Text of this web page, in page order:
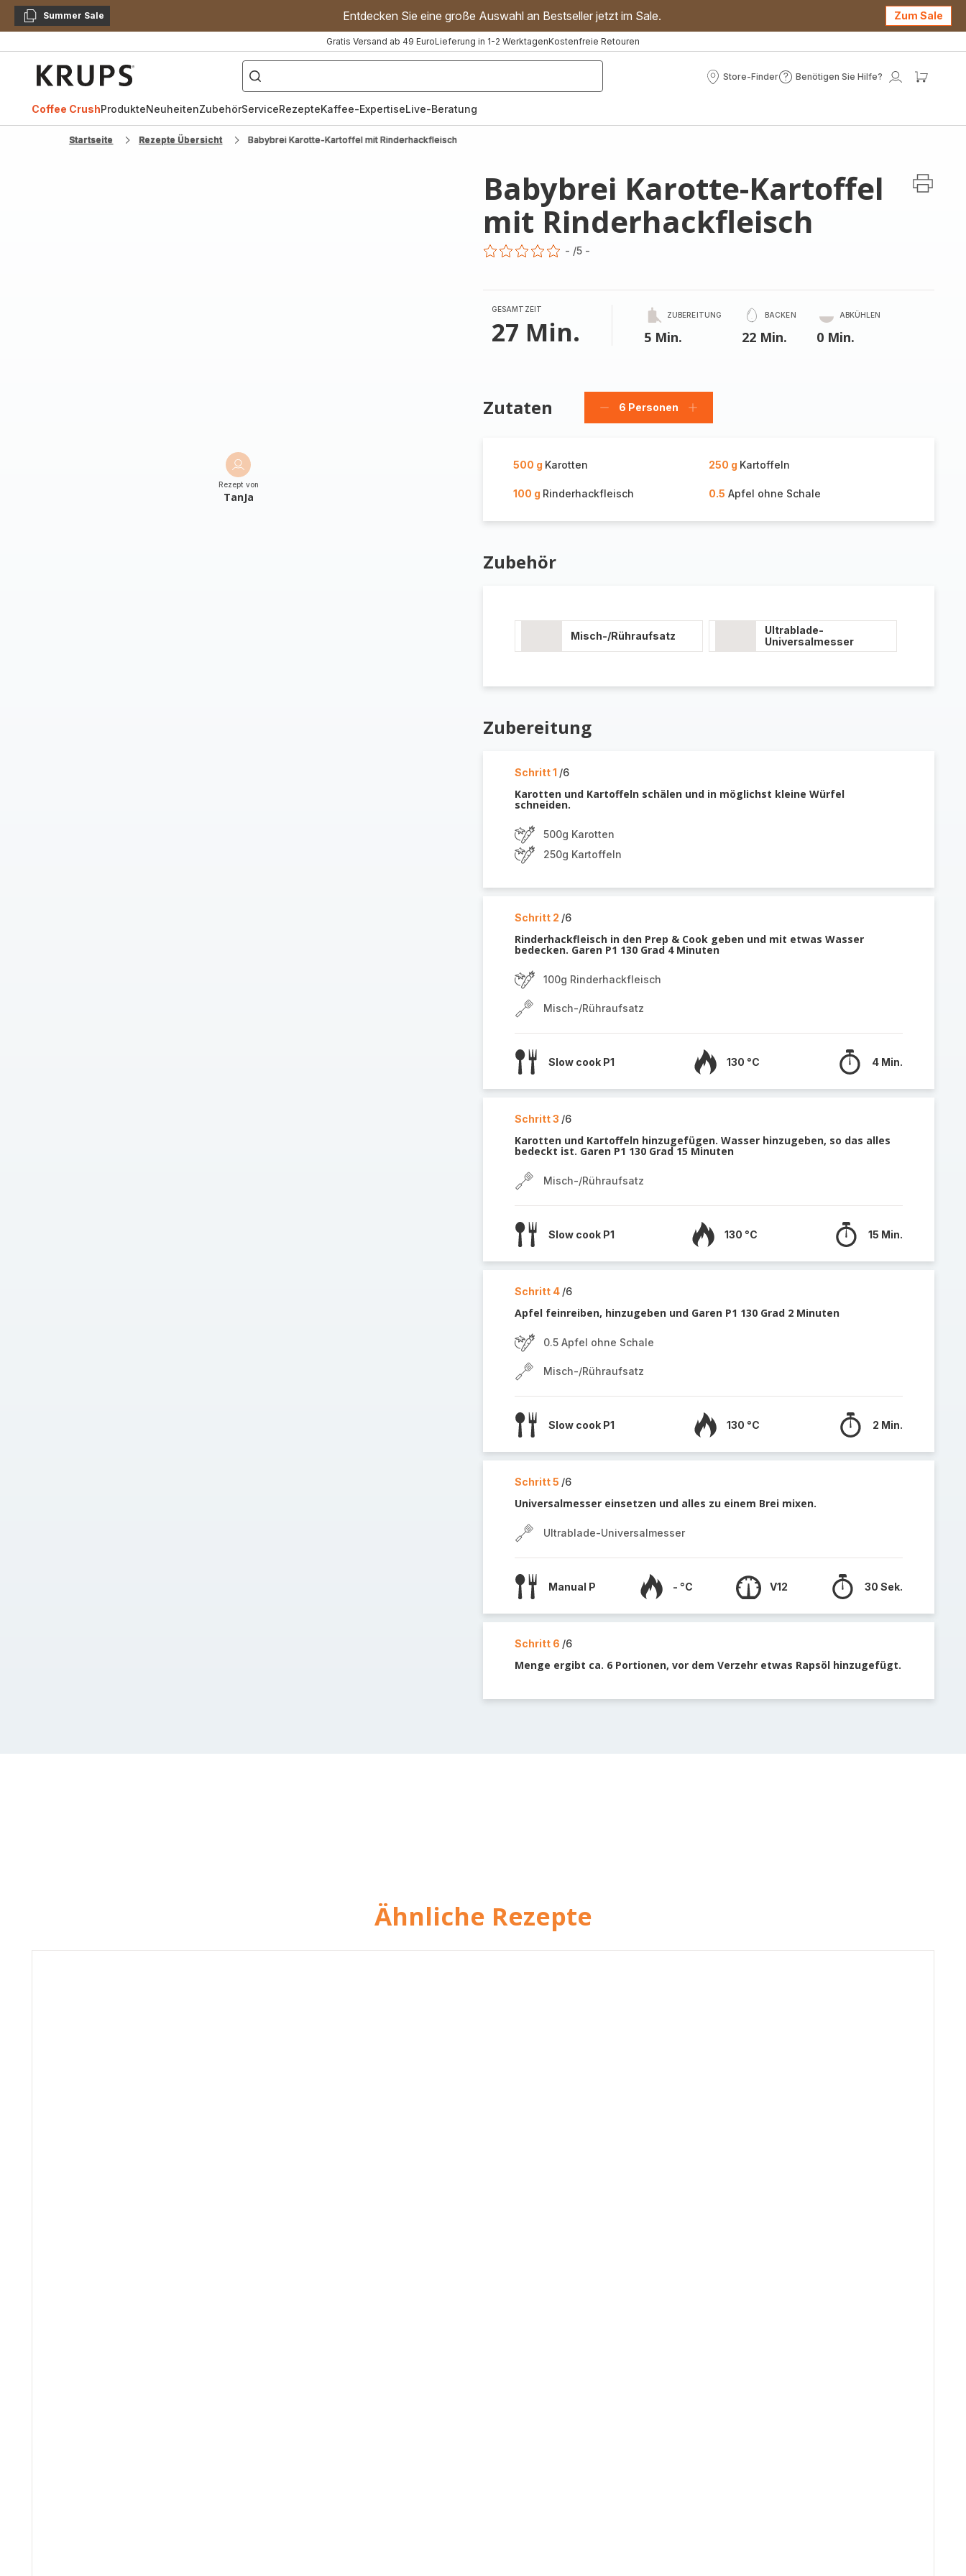
KopierenSummer Sale Entdecken Sie eine große Auswahl an Bestseller jetzt im Sale. Zum Sale
Gratis Versand ab 49 EuroLieferung in 1-2 WerktagenKostenfreie Retouren
["Kaffeevollautomat","Handmixer","Waffeleisen"]
Store-Finder
Store-
Benötigen Sie Hilfe?
Benötigen
Mein
Coffee CrushProdukteNeuheitenZubehörServiceRezepteKaffee-ExpertiseLive-Beratung
Startseite Rezepte Übersicht Babybrei Karotte-Kartoffel mit Rinderhackfleisch
Rezept von
TanJa
Babybrei Karotte-Kartoffel
mit Rinderhackfleisch
- /5 -
GESAMTZEIT
27 Min.
ZUBEREITUNG
5 Min.
BACKEN
22 Min.
ABKÜHLEN
0 Min.
Zutaten
Personen
6 Personen
Personen
500 g Karotten 250 g Kartoffeln
100 g Rinderhackfleisch 0.5 Apfel ohne Schale
Zubehör
Misch-/Rühraufsatz
Ultrablade-
Universalmesser
Zubereitung
Schritt 1 /6
Karotten und Kartoffeln schälen und in möglichst kleine Würfel
schneiden.
500g Karotten
250g Kartoffeln
Schritt 2 /6
Rinderhackfleisch in den Prep & Cook geben und mit etwas Wasser
bedecken. Garen P1 130 Grad 4 Minuten
100g Rinderhackfleisch
Misch-/Rühraufsatz
Slow cook P1 130 °C 4 Min.
Schritt 3 /6
Karotten und Kartoffeln hinzugefügen. Wasser hinzugeben, so das alles
bedeckt ist. Garen P1 130 Grad 15 Minuten
Misch-/Rühraufsatz
Slow cook P1 130 °C 15 Min.
Schritt 4 /6
Apfel feinreiben, hinzugeben und Garen P1 130 Grad 2 Minuten
0.5 Apfel ohne Schale
Misch-/Rühraufsatz
Slow cook P1 130 °C 2 Min.
Schritt 5 /6
Universalmesser einsetzen und alles zu einem Brei mixen.
Ultrablade-Universalmesser
Manual P - °C V12 30 Sek.
Schritt 6 /6
Menge ergibt ca. 6 Portionen, vor dem Verzehr etwas Rapsöl hinzugefügt.
Ähnliche Rezepte